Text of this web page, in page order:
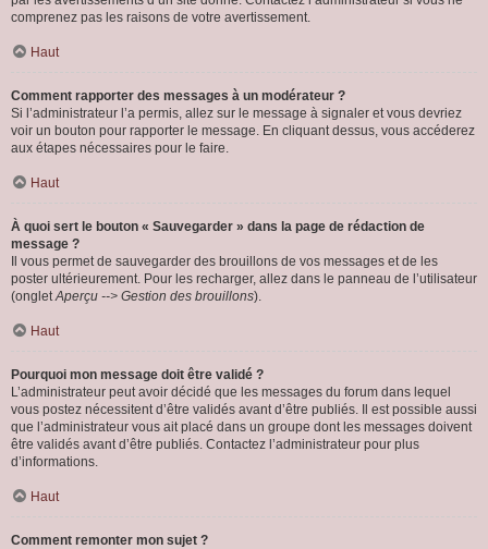
comprenez pas les raisons de votre avertissement.
Haut
Comment rapporter des messages à un modérateur ?
Si l’administrateur l’a permis, allez sur le message à signaler et vous devriez
voir un bouton pour rapporter le message. En cliquant dessus, vous accéderez
aux étapes nécessaires pour le faire.
Haut
À quoi sert le bouton « Sauvegarder » dans la page de rédaction de
message ?
Il vous permet de sauvegarder des brouillons de vos messages et de les
poster ultérieurement. Pour les recharger, allez dans le panneau de l’utilisateur
(ongletAperçu --> Gestion des brouillons).
Haut
Pourquoi mon message doit être validé ?
L’administrateur peut avoir décidé que les messages du forum dans lequel
vous postez nécessitent d’être validés avant d’être publiés. Il est possible aussi
que l’administrateur vous ait placé dans un groupe dont les messages doivent
être validés avant d’être publiés. Contactez l’administrateur pour plus
d’informations.
Haut
Comment remonter mon sujet ?